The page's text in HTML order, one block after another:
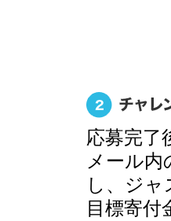
応募完了
メール
し、ジ
目標寄付